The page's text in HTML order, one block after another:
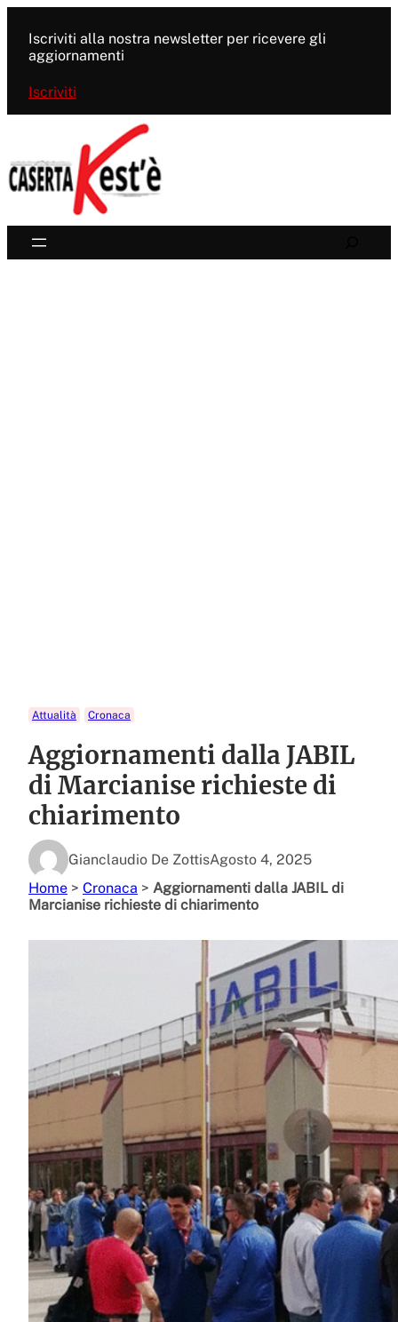
contenuto
Iscriviti alla nostra newsletter per ricevere gli
aggiornamenti
Iscriviti
Attualità Cronaca
Aggiornamenti dalla JABIL
di Marcianise richieste di
chiarimento
Gianclaudio De ZottisAgosto 4, 2025
Home > Cronaca > Aggiornamenti dalla JABIL di
Marcianise richieste di chiarimento